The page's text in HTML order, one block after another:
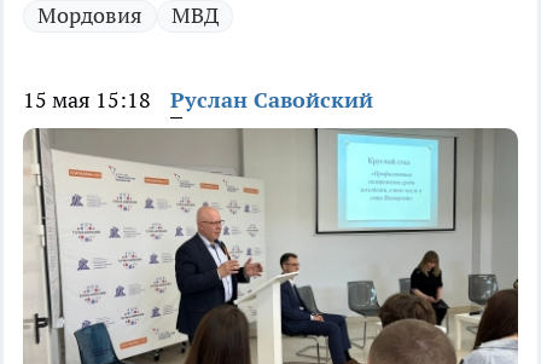
Мордовия МВД
15 мая 15:18 Руслан Савойский